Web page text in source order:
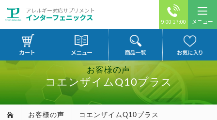
アレルギー対応サプリメント
インターフェニックス 9:00-17:00 メニュー
お客様の声
コエンザイムQ10プラス
お客様の声 コエンザイムQ10プラス